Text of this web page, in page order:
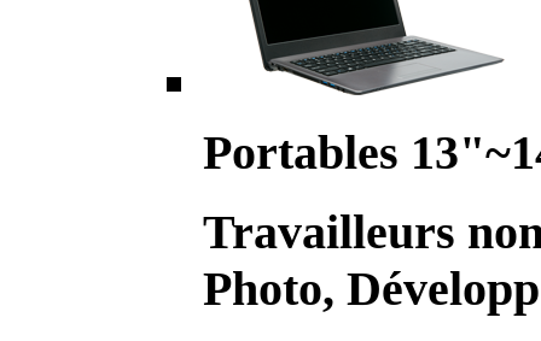
Portables
Travailleurs
Photo,